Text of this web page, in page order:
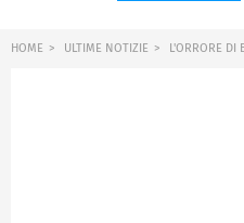
HOME ULTIME NOTIZIE L'ORRORE DI